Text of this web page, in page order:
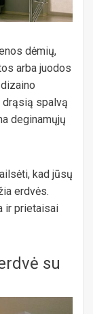
dėmių,
arba juodos
drąsią spalvą
deginamųjų
kad jūsų
erdvės.
ir prietaisai
su